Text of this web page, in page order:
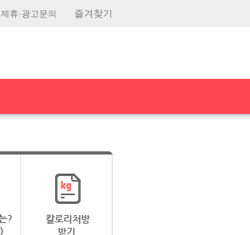
즐겨찾기
제휴·광고문의